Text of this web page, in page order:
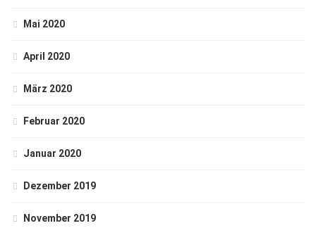
Mai 2020
April 2020
März 2020
Februar 2020
Januar 2020
Dezember 2019
November 2019